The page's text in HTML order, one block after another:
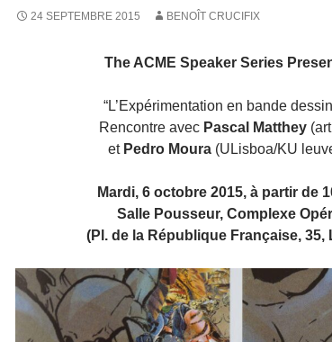
24 SEPTEMBRE 2015 BENOÎT CRUCIFIX
The ACME Speaker Series
“L’Expérimentation en bande
Rencontre avec Pascal Matthey
et Pedro Moura (ULisboa/KU
Mardi, 6 octobre 2015, à partir de
Salle Pousseur, Complexe
(Pl. de la République Française, 35,